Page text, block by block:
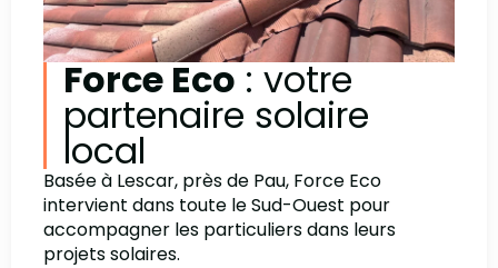
Force Eco: votre
partenaire solaire
local
Basée à Lescar, près de Pau, Force Eco
intervient dans toute le Sud-Ouest pour
accompagner les particuliers dans leurs
projets solaires.